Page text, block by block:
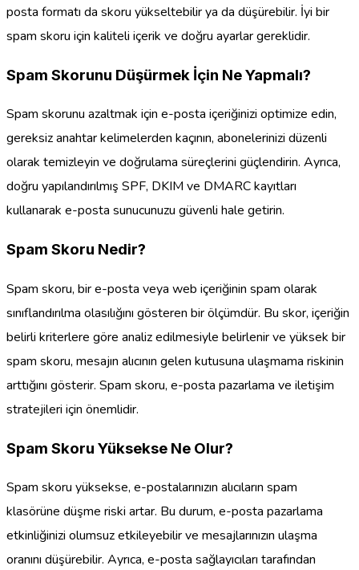
posta formatı da skoru yükseltebilir ya da düşürebilir. İyi bir
spam skoru için kaliteli içerik ve doğru ayarlar gereklidir.
Spam Skorunu Düşürmek İçin Ne Yapmalı?
Spam skorunu azaltmak için e-posta içeriğinizi optimize edin,
gereksiz anahtar kelimelerden kaçının, abonelerinizi düzenli
olarak temizleyin ve doğrulama süreçlerini güçlendirin. Ayrıca,
doğru yapılandırılmış SPF, DKIM ve DMARC kayıtları
kullanarak e-posta sunucunuzu güvenli hale getirin.
Spam Skoru Nedir?
Spam skoru, bir e-posta veya web içeriğinin spam olarak
sınıflandırılma olasılığını gösteren bir ölçümdür. Bu skor, içeriğin
belirli kriterlere göre analiz edilmesiyle belirlenir ve yüksek bir
spam skoru, mesajın alıcının gelen kutusuna ulaşmama riskinin
arttığını gösterir. Spam skoru, e-posta pazarlama ve iletişim
stratejileri için önemlidir.
Spam Skoru Yüksekse Ne Olur?
Spam skoru yüksekse, e-postalarınızın alıcıların spam
klasörüne düşme riski artar. Bu durum, e-posta pazarlama
etkinliğinizi olumsuz etkileyebilir ve mesajlarınızın ulaşma
oranını düşürebilir. Ayrıca, e-posta sağlayıcıları tarafından